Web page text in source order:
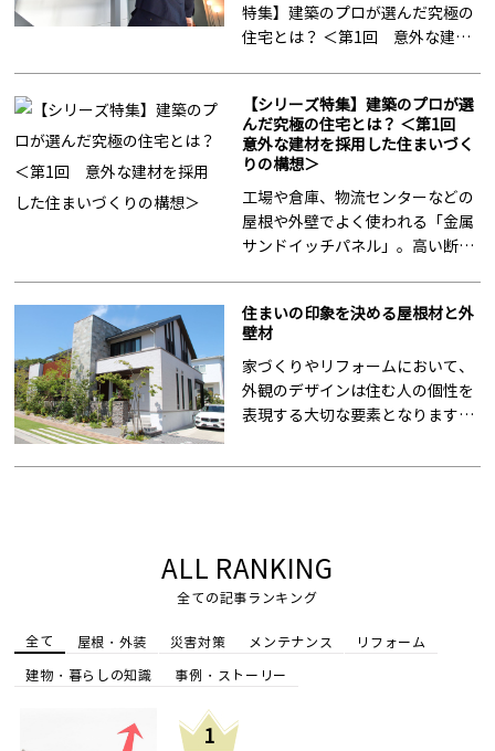
特集】建築のプロが選んだ究極の
住宅とは？ ＜第1回 意外な建材
ロが選んだ究極の住宅とは？」。
前回は、長年、金属サン…
【シリーズ特集】建築のプロが選
んだ究極の住宅とは？ ＜第1回
意外な建材を採用した住まいづく
りの構想＞
工場や倉庫、物流センターなどの
屋根や外壁でよく使われる「金属
サンドイッチパネル」。高い断熱
ころが、長年この建材を施工して
きた建築のプロが、あえて自…
住まいの印象を決める屋根材と外
壁材
家づくりやリフォームにおいて、
外観のデザインは住む人の個性を
表現する大切な要素となります。
決定づける重要な役割を担ってい
ALL RANKING
全ての記事ランキング
全て 屋根・外装 災害対策 メンテナンス
リフォーム
建物・暮らしの知識
事例・ストーリー
1